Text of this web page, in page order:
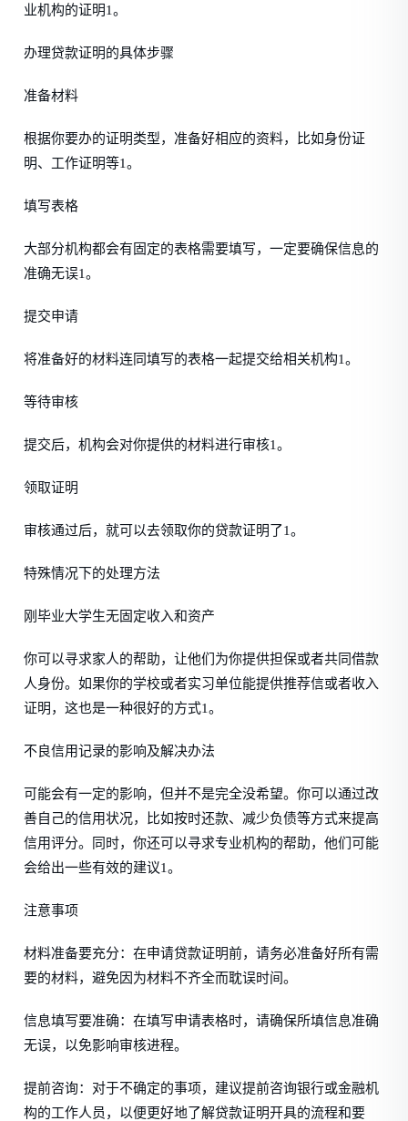
业机构的证明1。
办理贷款证明的具体步骤
准备材料
根据你要办的证明类型，准备好相应的资料，比如身份证
明、工作证明等1。
填写表格
大部分机构都会有固定的表格需要填写，一定要确保信息的
准确无误1。
提交申请
将准备好的材料连同填写的表格一起提交给相关机构1。
等待审核
提交后，机构会对你提供的材料进行审核1。
领取证明
审核通过后，就可以去领取你的贷款证明了1。
特殊情况下的处理方法
刚毕业大学生无固定收入和资产
你可以寻求家人的帮助，让他们为你提供担保或者共同借款
人身份。如果你的学校或者实习单位能提供推荐信或者收入
证明，这也是一种很好的方式1。
不良信用记录的影响及解决办法
可能会有一定的影响，但并不是完全没希望。你可以通过改
善自己的信用状况，比如按时还款、减少负债等方式来提高
信用评分。同时，你还可以寻求专业机构的帮助，他们可能
会给出一些有效的建议1。
注意事项
材料准备要充分：在申请贷款证明前，请务必准备好所有需
要的材料，避免因为材料不齐全而耽误时间。
信息填写要准确：在填写申请表格时，请确保所填信息准确
无误，以免影响审核进程。
提前咨询：对于不确定的事项，建议提前咨询银行或金融机
构的工作人员，以便更好地了解贷款证明开具的流程和要